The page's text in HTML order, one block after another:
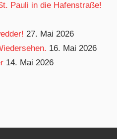
Pauli in die Hafenstraße!
27. Mai 2026
16. Mai 2026
14. Mai 2026